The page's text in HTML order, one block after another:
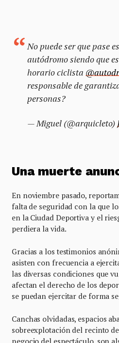
No puede ser que pase
autódromo siendo que
horario ciclista
responsable de
personas?
— Miguel (@arquicleto)
Una muerte
En noviembre pasado,
falta de seguridad con la que
en la Ciudad Deportiva y el
perdiera la vida.
Gracias a los testimonios
asisten con frecuencia a
las diversas condiciones que
afectan el derecho de los
se puedan ejercitar de forma
Canchas olvidadas, espacios
sobreexplotación del recinto
negocio del espectáculo, son